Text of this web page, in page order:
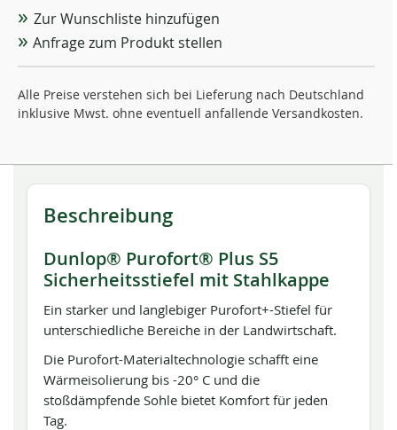
Zur Wunschliste hinzufügen
Anfrage zum Produkt stellen
Alle Preise verstehen sich bei Lieferung nach Deutschland
inklusive Mwst. ohne eventuell anfallende Versandkosten.
Beschreibung
Dunlop® Purofort® Plus S5
Sicherheitsstiefel mit Stahlkappe
Ein starker und langlebiger Purofort+-Stiefel für
unterschiedliche Bereiche in der Landwirtschaft.
Die Purofort-Materialtechnologie schafft eine
Wärmeisolierung bis -20° C und die
stoßdämpfende Sohle bietet Komfort für jeden
Tag.